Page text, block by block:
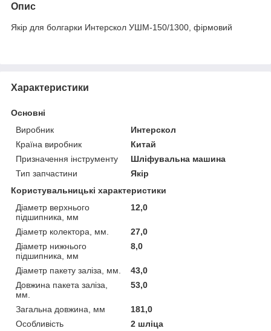
Опис
Якір для болгарки Интерскол УШМ-150/1300, фірмовий
Характеристики
Основні
Виробник
Интерскол
Країна виробник
Китай
Призначення інструменту
Шліфувальна машина
Тип запчастини
Якір
Користувальницькі характеристики
Діаметр верхнього
підшипника, мм
12,0
Діаметр колектора, мм.
27,0
Діаметр нижнього
підшипника, мм
8,0
Діаметр пакету заліза, мм.
43,0
Довжина пакета заліза,
мм.
53,0
Загальна довжина, мм
181,0
Особливість
2 шліца